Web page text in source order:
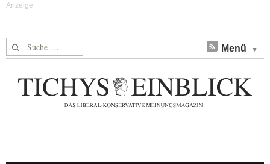
Suche nach: Menü